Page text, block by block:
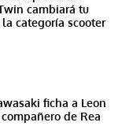
cambiará tu
categoría scooter
ficha a Leon
de Rea